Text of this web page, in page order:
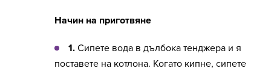
Начин на приготвяне
1. Сипете вода в дълбока тенджера и я
поставете на котлона. Когато кипне, сипете